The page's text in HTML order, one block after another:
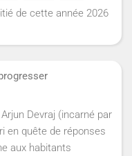
de cette année 2026
Devraj (incarné par
en quête de réponses
aux habitants